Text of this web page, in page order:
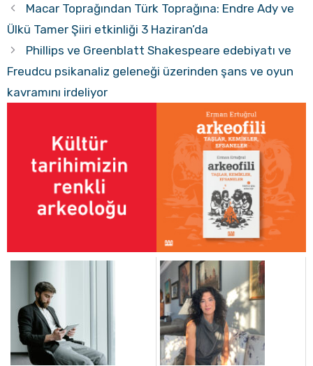
Macar Toprağından Türk Toprağına: Endre Ady ve
Ülkü Tamer Şiiri etkinliği 3 Haziran’da
Phillips ve Greenblatt Shakespeare edebiyatı ve
Freudcu psikanaliz geleneği üzerinden şans ve oyun
kavramını irdeliyor